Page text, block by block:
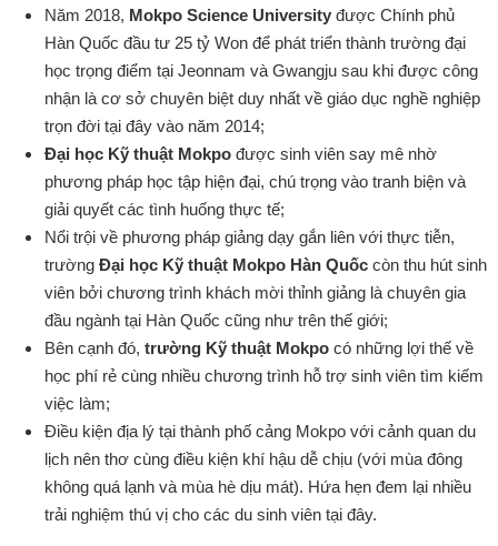
Năm 2018, Mokpo Science University được Chính phủ
Hàn Quốc đầu tư 25 tỷ Won để phát triển thành trường đại
học trọng điểm tại Jeonnam và Gwangju sau khi được công
nhận là cơ sở chuyên biệt duy nhất về giáo dục nghề nghiệp
trọn đời tại đây vào năm 2014;
Đại học Kỹ thuật Mokpo được sinh viên say mê nhờ
phương pháp học tập hiện đại, chú trọng vào tranh biện và
giải quyết các tình huống thực tế;
Nổi trội về phương pháp giảng dạy gắn liên với thực tiễn,
trường Đại học Kỹ thuật Mokpo Hàn Quốc còn thu hút sinh
viên bởi chương trình khách mời thỉnh giảng là chuyên gia
đầu ngành tại Hàn Quốc cũng như trên thế giới;
Bên cạnh đó, trường Kỹ thuật Mokpo có những lợi thế về
học phí rẻ cùng nhiều chương trình hỗ trợ sinh viên tìm kiếm
việc làm;
Điều kiện địa lý tại thành phố cảng Mokpo với cảnh quan du
lịch nên thơ cùng điều kiện khí hậu dễ chịu (với mùa đông
không quá lạnh và mùa hè dịu mát). Hứa hẹn đem lại nhiều
trải nghiệm thú vị cho các du sinh viên tại đây.